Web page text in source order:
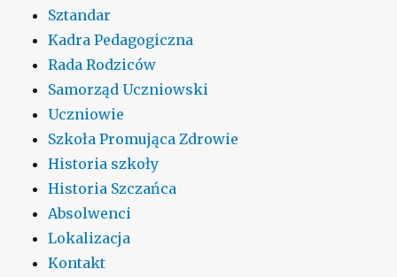
Sztandar
Kadra Pedagogiczna
Rada Rodziców
Samorząd Uczniowski
Uczniowie
Szkoła Promująca Zdrowie
Historia szkoły
Historia Szczańca
Absolwenci
Lokalizacja
Kontakt